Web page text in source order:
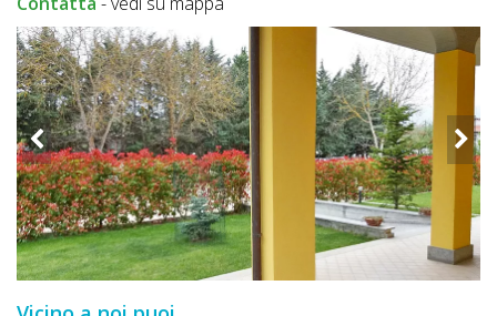
LUOGHI
A
DOG
OFFERTE
A